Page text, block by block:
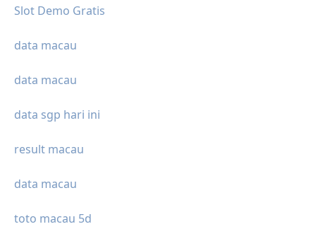
Slot Demo Gratis
data macau
data macau
data sgp hari ini
result macau
data macau
toto macau 5d